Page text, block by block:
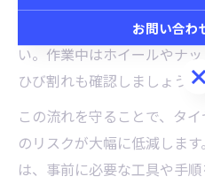
下ろしてからナットを規定
い。作業中はホイールやナ
ひび割れも確認しましょう。
この流れを守ることで、タ
のリスクが大幅に低減しま
は、事前に必要な工具や手
お問い合わ
お問い合わ